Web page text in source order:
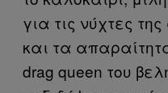
για τις νύχτες
και τα
drag queen του